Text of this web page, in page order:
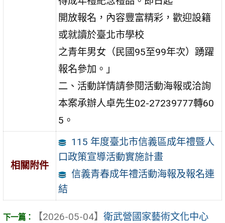
開放報名，內容豐富精彩，歡迎設籍
或就讀於臺北市學校
之青年男女（民國95至99年次）踴躍
報名參加。」
二、活動詳情請參閱活動海報或洽詢
本案承辦人卓先生02-27239777轉60
5。
相關附件
115 年度臺北市信義區成年禮暨人
口政策宣導活動實施計畫
信義青春成年禮活動海報及報名連
結
【2026-05-04】 衛武營國家藝術文化中心